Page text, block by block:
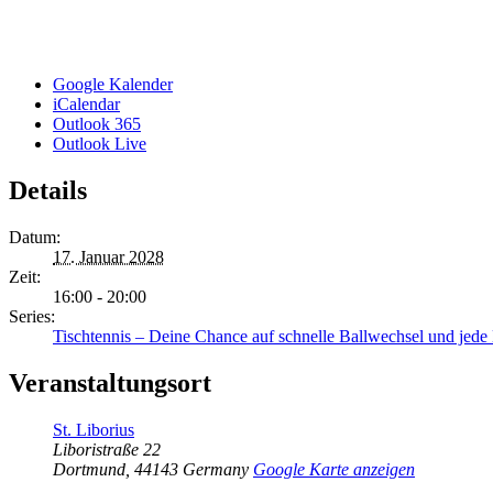
Google Kalender
iCalendar
Outlook 365
Outlook Live
Details
Datum:
17. Januar 2028
Zeit:
16:00 - 20:00
Series:
Tischtennis – Deine Chance auf schnelle Ballwechsel und jede
Veranstaltungsort
St. Liborius
Liboristraße 22
Dortmund 44143 Germany Google Karte anzeigen